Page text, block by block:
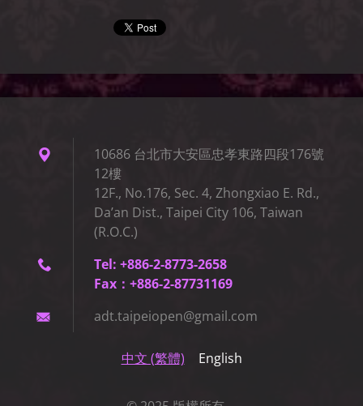
10686 台北市大安區忠孝東路四段176號
12樓
12F., No.176, Sec. 4, Zhongxiao E. Rd.,
Da’an Dist., Taipei City 106, Taiwan
(R.O.C.)
Tel: +886-2-8773-2658
Fax：+886-2-87731169
adt.taipeiopen@gmail.com
中文 (繁體) English